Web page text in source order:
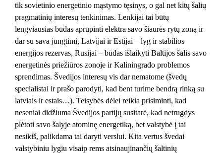
tik sovietinio energetinio mąstymo tęsinys, o gal net kitų šalių
pragmatinių interesų tenkinimas. Lenkijai tai būtų
lengviausias būdas aprūpinti elektra savo šiaurės rytų zoną ir
dar su sava jungtimi, Latvijai ir Estijai – lyg ir stabilios
energijos rezervas, Rusijai – būdas išlaikyti Baltijos šalis savo
energetinės priežiūros zonoje ir Kaliningrado problemos
sprendimas. Švedijos interesų vis dar nematome (švedų
specialistai ir prašo parodyti, kad bent turime bendrą rinką su
latviais ir estais…). Teisybės dėlei reikia prisiminti, kad
neseniai didžiuma Švedijos partijų susitarė, kad netrugdys
plėtoti savo šalyje atominę energetiką, bet valstybė į tai
nesikiš, palikdama tai daryti verslui. Kita vertus švedai
valstybiniu lygiu visaip rems atsinaujinančių šaltinių